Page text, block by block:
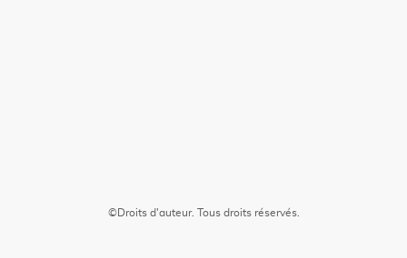
©Droits d'auteur. Tous droits réservés.